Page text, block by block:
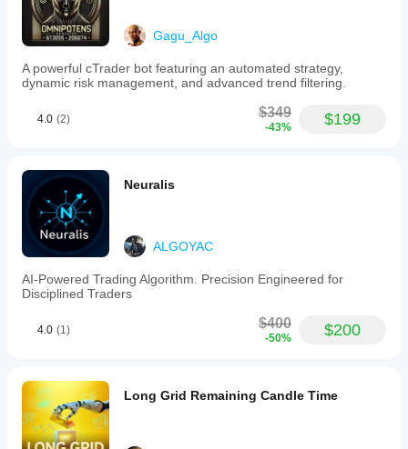
Gagu_Algo
A powerful cTrader bot featuring an automated strategy,
dynamic risk management, and advanced trend filtering.
4.0 (2) $349
-43% $199
Neuralis
ALGOYAC
AI-Powered Trading Algorithm. Precision Engineered for
Disciplined Traders
4.0 (1) $400
-50% $200
Long Grid Remaining Candle Time